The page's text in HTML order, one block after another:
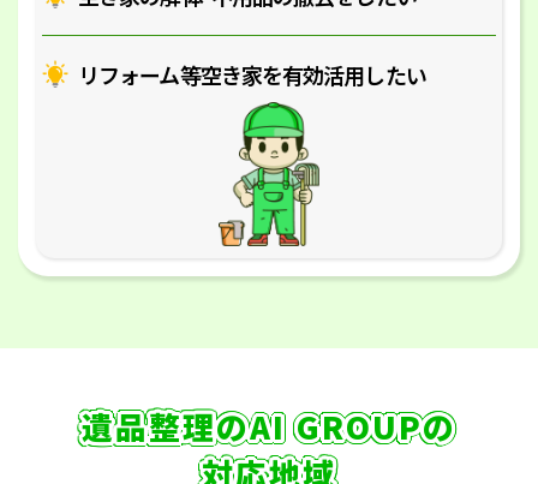
リフォーム等空き家を有効活用したい
遺品整理のAI GROUPの
対応地域